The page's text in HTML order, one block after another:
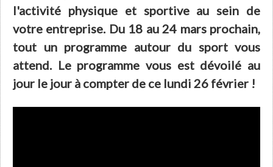
l'activité physique et sportive au sein de
votre entreprise. Du 18 au 24 mars prochain,
tout un programme autour du sport vous
attend. Le programme vous est dévoilé au
jour le jour à compter de ce lundi 26 février !